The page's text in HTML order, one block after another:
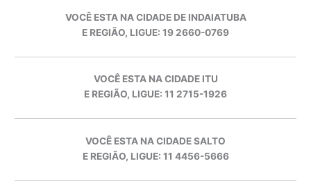
VOCÊ ESTA NA CIDADE DE INDAIATUBA
E REGIÃO, LIGUE: 19 2660-0769
VOCÊ ESTA NA CIDADE ITU
E REGIÃO, LIGUE: 11 2715-1926
VOCÊ ESTA NA CIDADE SALTO
E REGIÃO, LIGUE: 11 4456-5666